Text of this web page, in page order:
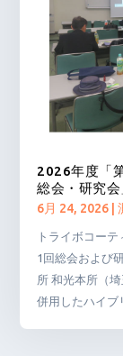
2026年度「
総会・研究
6月 24, 2026 |
トライボコー
1回総会および
所 和光本所（
併用したハイブ